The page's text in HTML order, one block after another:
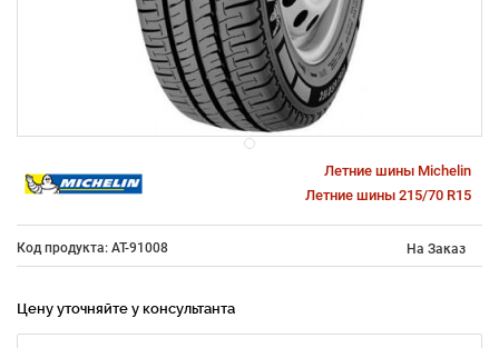
Летние шины Michelin
Летние шины 215/70 R15
Код продукта: AT-91008 На Заказ
Цену уточняйте у консультанта